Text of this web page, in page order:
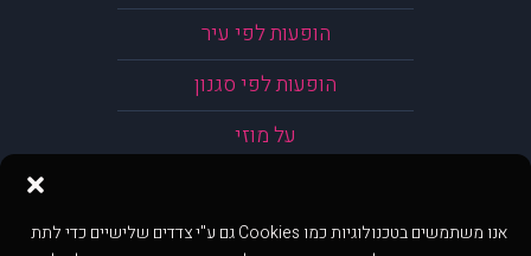
אנו משתמשים בטכנולוגיות כמו Cookies גם ע"י צדדים שלישיים כדי לתת
הופעות לפי עיר
הופעות לפי סגנון
על מוזי